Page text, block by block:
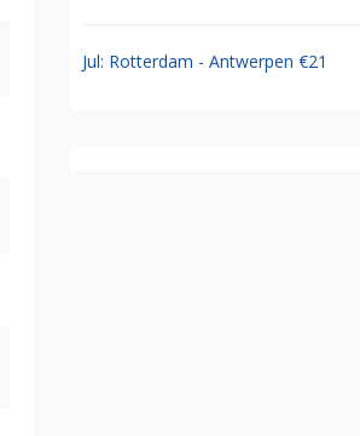
Jul: Rotterdam - Antwerpen €21